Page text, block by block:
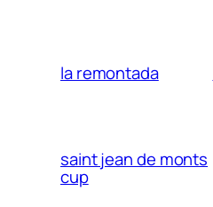
la remontada
saint jean de monts
cup